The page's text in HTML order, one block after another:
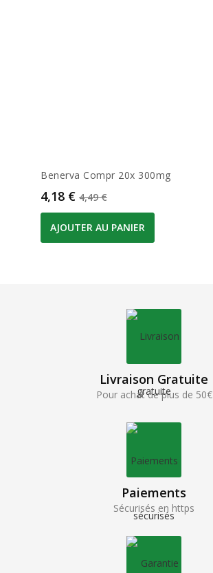
Benerva Compr 20x 300mg
Prix
4,18 € Prix de base
4,49 €
AJOUTER AU PANIER
Livraison Gratuite
Pour achat de plus de 50€
Paiements
Sécurisés en https